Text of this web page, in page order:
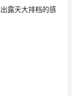
露天大排档的感